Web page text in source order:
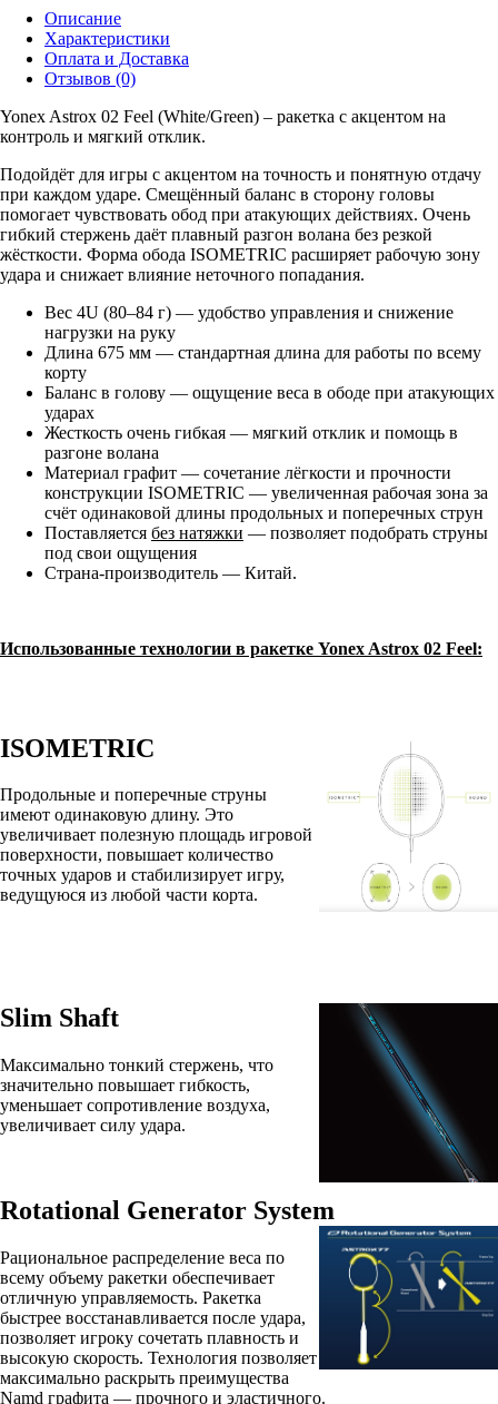
Описание
Характеристики
Оплата и Доставка
Отзывов (0)
Yonex Astrox 02 Feel (White/Green) – ракетка с акцентом на
контроль и мягкий отклик.
Подойдёт для игры с акцентом на точность и понятную отдачу
при каждом ударе. Смещённый баланс в сторону головы
помогает чувствовать обод при атакующих действиях. Очень
гибкий стержень даёт плавный разгон волана без резкой
жёсткости. Форма обода ISOMETRIC расширяет рабочую зону
удара и снижает влияние неточного попадания.
Вес 4U (80–84 г) — удобство управления и снижение
нагрузки на руку
Длина 675 мм — стандартная длина для работы по всему
корту
Баланс в голову — ощущение веса в ободе при атакующих
ударах
Жесткость очень гибкая — мягкий отклик и помощь в
разгоне волана
Материал графит — сочетание лёгкости и прочности
конструкции ISOMETRIC — увеличенная рабочая зона за
счёт одинаковой длины продольных и поперечных струн
Поставляется без натяжки — позволяет подобрать струны
под свои ощущения
Страна-производитель — Китай.
Использованные технологии в ракетке Yonex Astrox 02 Feel:
ISOMETRIC
Продольные и поперечные струны
имеют одинаковую длину. Это
увеличивает полезную площадь игровой
поверхности, повышает количество
точных ударов и стабилизирует игру,
ведущуюся из любой части корта.
Slim Shaft
Максимально тонкий стержень, что
значительно повышает гибкость,
уменьшает сопротивление воздуха,
увеличивает силу удара.
Rotational Generator System
Рациональное распределение веса по
всему объему ракетки обеспечивает
отличную управляемость. Ракетка
быстрее восстанавливается после удара,
позволяет игроку сочетать плавность и
высокую скорость. Технология позволяет
максимально раскрыть преимущества
Namd графита — прочного и эластичного.